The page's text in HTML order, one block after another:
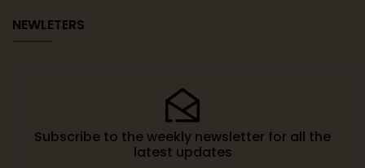
NEWLETERS
Subscribe to the weekly newsletter for all the
latest updates